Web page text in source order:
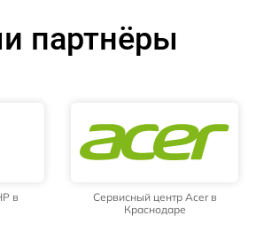
партнёры
в
Сервисный центр Acer в
Краснодаре